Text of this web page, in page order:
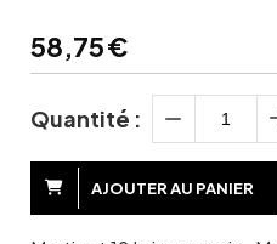
58,75€
Quantité :
AJOUTER AU PANIER